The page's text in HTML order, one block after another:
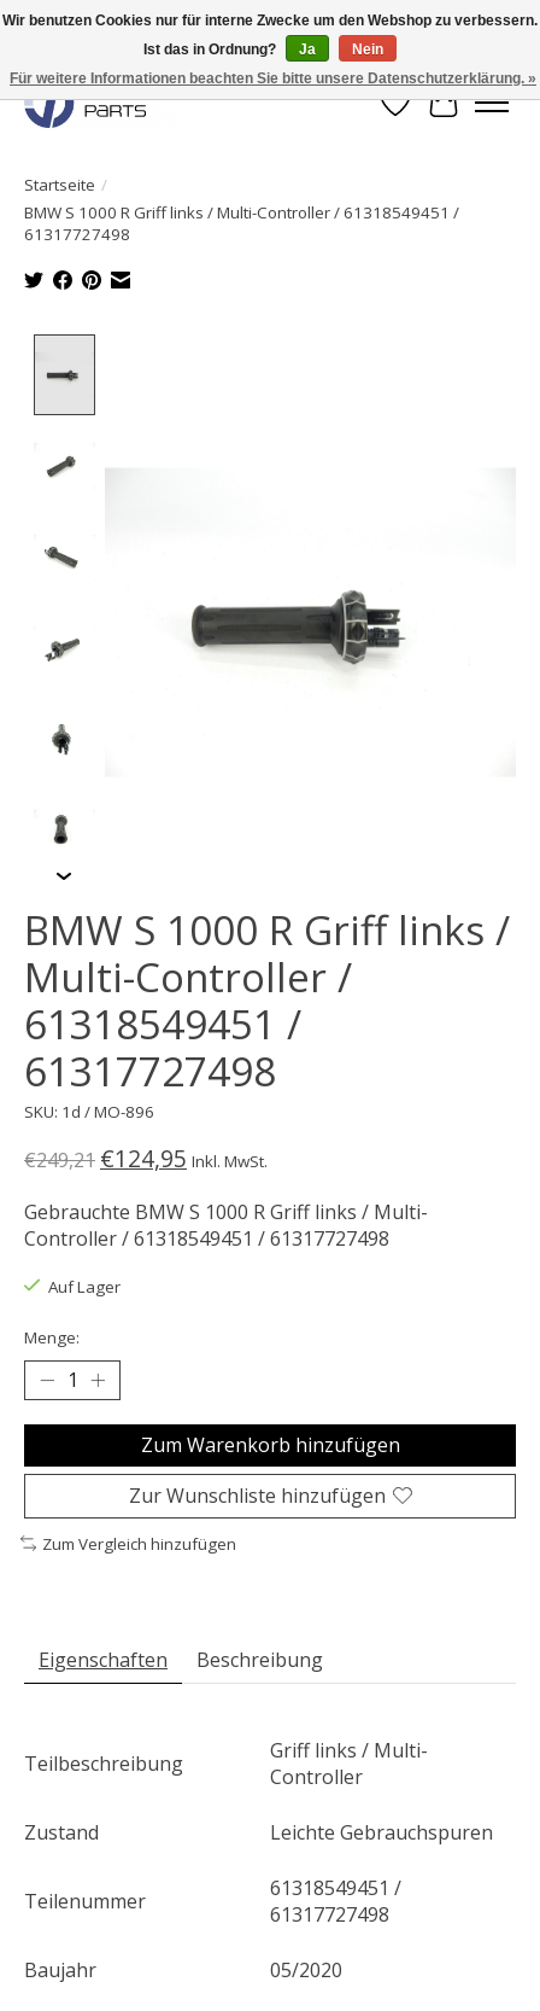
Originale Teile sofort lieferbar!
Wunschzettel
Ihr
Startseite /
BMW S 1000 R Griff links / Multi-Controller / 61318549451 /
61317727498
BMW S 1000 R Griff links /
Multi-Controller /
61318549451 /
61317727498
SKU: 1d / MO-896
€249,21 €124,95 Inkl. MwSt.
Gebrauchte BMW S 1000 R Griff links / Multi-
Controller / 61318549451 / 61317727498
Auf Lager
Menge:
Zum Warenkorb hinzufügen
Zur Wunschliste hinzufügen
Zum Vergleich hinzufügen
Eigenschaften Beschreibung
Teilbeschreibung
Griff links / Multi-
Controller
Zustand Leichte Gebrauchspuren
Teilenummer
61318549451 /
61317727498
Baujahr 05/2020
Wir benutzen Cookies nur für interne Zwecke um den Webshop zu verbessern.
Ist das in Ordnung?
Ja
Nein
Für weitere Informationen beachten Sie bitte unsere Datenschutzerklärung. »